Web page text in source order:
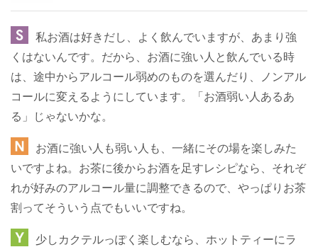
私お酒は好きだし、よく飲んでいますが、あまり強
くはないんです。だから、お酒に強い人と飲んでいる時
は、途中からアルコール弱めのものを選んだり、ノンアル
コールに変えるようにしています。「お酒弱い人あるあ
る」じゃないかな。
お酒に強い人も弱い人も、一緒にその場を楽しみた
いですよね。お茶に後からお酒を足すレシピなら、それぞ
れが好みのアルコール量に調整できるので、やっぱりお茶
割ってそういう点でもいいですね。
少しカクテルっぽく楽しむなら、ホットティーにラ